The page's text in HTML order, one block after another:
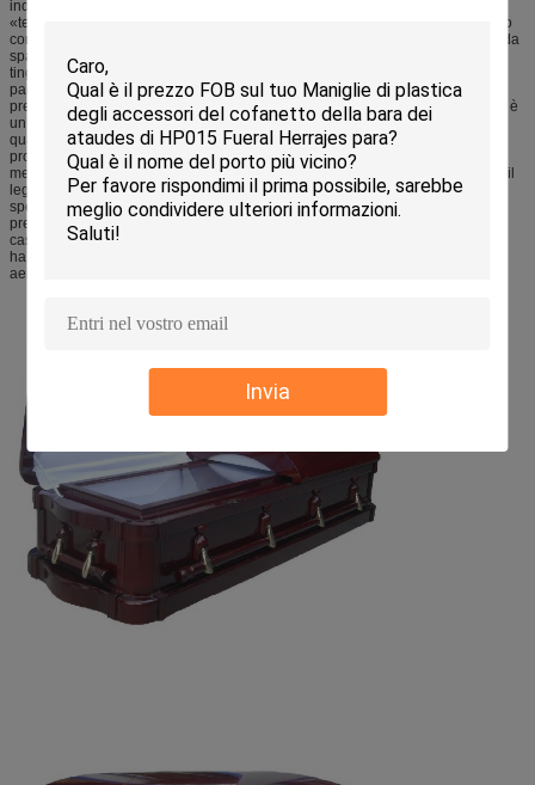
Invia
indipendentemente dai cambiamenti del tempo, in modo da è chiamato
«tenaglie di Qin». Quali il yangqin, il pipa, il liuqin e perfino il Qinhu, ecc., tutto
con le tenaglie come il bordo. Facile incidere e tingere: Tongmu non è facile da
spaccare ma morbidezza in legno, facile elaborare, facile incidere e facile
tingere. Può essere utilizzato come fasci, zattere, porte e finestre, soffitti,
pannelli delle mattonelle e divisioni della stanza in costruzioni. Poiché inoltre
presenta i vantaggi di essere impermeabile a fumo, ad umidità ed agli insetti, è
un materiale ideale per la fabbricazione di mobilia e di strumenti musicali di
qualità superiore nelle necessità quotidiane. La mobilia del Paulownia è un
prodotto di qualità superiore popolare nel Giappone e la bara di Tongmu è il
meglio di etichetta funerea in Corea. Nei termini militari ed industriali, poiché il
legno del paulownia è più leggero del legno ordinario, è usata per gli scopi
speciali quali i modelli di aviazione, le intelaiature dello strumento di
precisione, fodere per il passeggero e veicoli adibiti al trasporto di persone,
casse del trasporto dell'acqua e dell'aria e carta e mestieri avanzati. La gente
ha abbinato il paulownia e le leghe di alluminio nelle paia per uso sugli
aeroplani e sui sottomarini.